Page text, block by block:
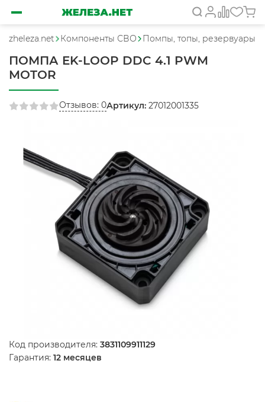
zheleza.net Компоненты СВО Помпы, топы, резервуары
ПОМПА EK-LOOP DDC 4.1 PWM
MOTOR
Отзывов: 0Артикул: 27012001335
Код производителя: 3831109911129
Гарантия: 12 месяцев